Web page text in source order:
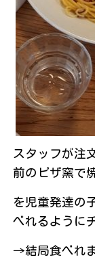
スタッフが注
前のピザ窯で
を児童発達の
べれるように
→結局食べれ